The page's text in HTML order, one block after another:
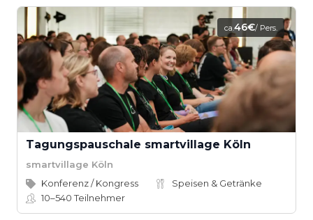
ca.46€/ Pers.
Tagungspauschale smartvillage Köln
smartvillage Köln
Konferenz / Kongress
Speisen & Getränke
10–540Teilnehmer